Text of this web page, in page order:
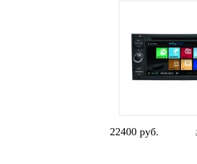
22400 руб.